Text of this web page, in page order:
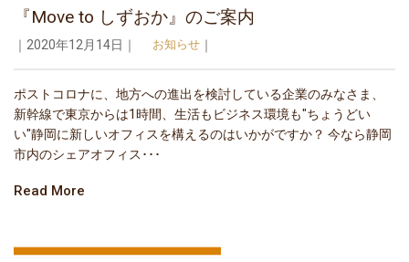
『Move to しずおか』のご案内
｜2020年12月14日｜ お知らせ ｜
ポストコロナに、地方への進出を検討している企業のみなさま、
新幹線で東京からは1時間、生活もビジネス環境も"ちょうどい
い"静岡に新しいオフィスを構えるのはいかがですか？ 今なら静岡
市内のシェアオフィス･･･
Read More